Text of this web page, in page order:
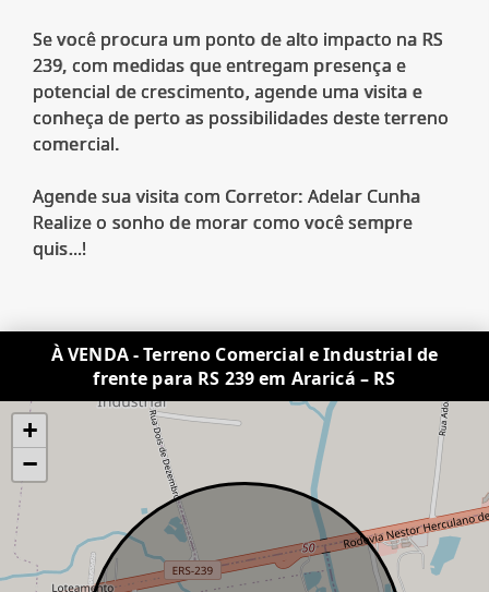
Se você procura um ponto de alto impacto na RS
239, com medidas que entregam presença e
potencial de crescimento, agende uma visita e
conheça de perto as possibilidades deste terreno
comercial.
Agende sua visita com Corretor: Adelar Cunha
Realize o sonho de morar como você sempre
quis...!
À VENDA - Terreno Comercial e Industrial de
frente para RS 239 em Araricá – RS
+
−